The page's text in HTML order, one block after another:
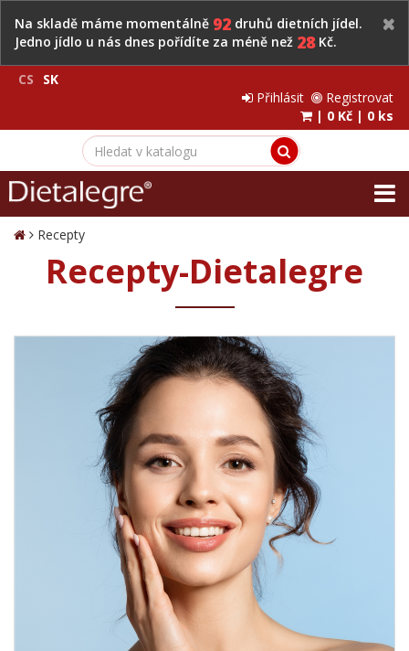
Na skladě máme momentálně 92 druhů dietních jídel.
Jedno jídlo u nás dnes pořídíte za méně než 28Kč.
CS
SK
Přihlásit
Registrovat
| 0 Kč | 0 ks
Recepty
Recepty-Dietalegre